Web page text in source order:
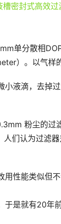
单分散相
）。以气样
小液滴，去掉
粉尘的
们认为过滤
性能类似但
是就有20年